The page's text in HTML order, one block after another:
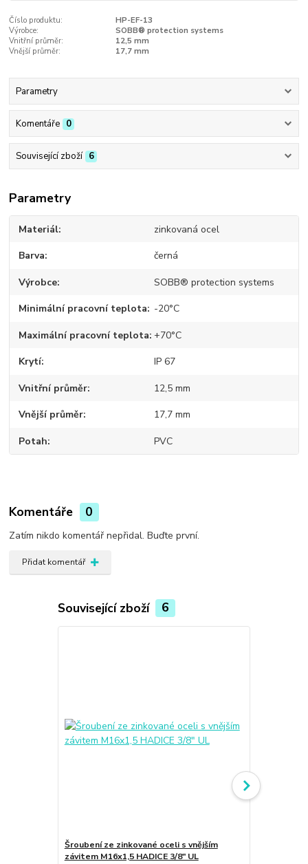
Číslo produktu:
HP-EF-13
Výrobce:
SOBB® protection systems
Vnitřní průměr:
12,5 mm
Vnější průměr:
17,7 mm
Parametry
Komentáře 0
Související zboží 6
Parametry
Materiál zinkovaná ocel
Barva černá
Výrobce SOBB® protection systems
Minimální pracovní teplota -20°C
Maximální pracovní teplota +70°C
Krytí IP 67
Vnitřní průměr 12,5 mm
Vnější průměr 17,7 mm
Potah PVC
Komentáře 0
Zatím nikdo komentář nepřidal. Buďte první.
Přidat komentář
Související zboží 6
Šroubení ze zinkované oceli s vnějším
závitem M16x1,5 HADICE 3/8" UL